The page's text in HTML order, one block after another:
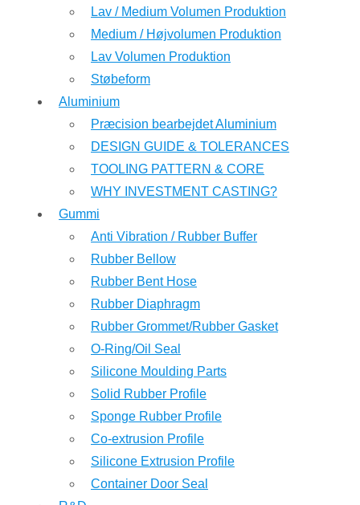
Lav / Medium Volumen Produktion
Medium / Højvolumen Produktion
Lav Volumen Produktion
Støbeform
Aluminium
Præcision bearbejdet Aluminium
DESIGN GUIDE & TOLERANCES
TOOLING PATTERN & CORE
WHY INVESTMENT CASTING?
Gummi
Anti Vibration / Rubber Buffer
Rubber Bellow
Rubber Bent Hose
Rubber Diaphragm
Rubber Grommet/Rubber Gasket
O-Ring/Oil Seal
Silicone Moulding Parts
Solid Rubber Profile
Sponge Rubber Profile
Co-extrusion Profile
Silicone Extrusion Profile
Container Door Seal